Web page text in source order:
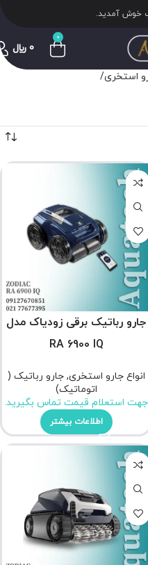
خوش آمدید.
0
0 ﷼
استخری
جارو رباتیک برقی زودیاک مدل
RA 6900 IQ
انواع جارو استخری,جارو رباتیک (
اتوماتیک)
جهت استعلام قیمت تماس بگیرید.
اطلاعات بیشتر